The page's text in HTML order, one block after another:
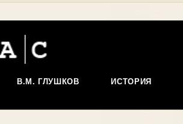
В.М. ГЛУШКОВ ИСТОРИЯ